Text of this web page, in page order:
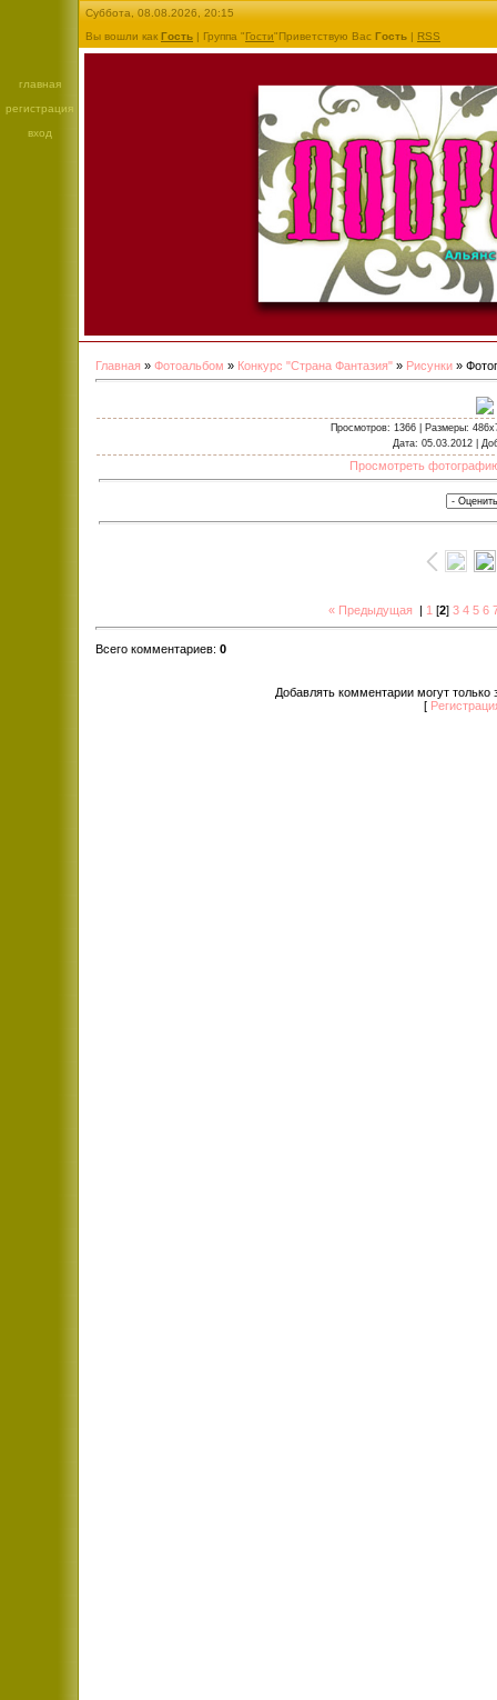
главная
регистрация
вход
Суббота, 08.08.2026, 20:15
Вы вошли как Гость | Группа "Гости"Приветствую Вас Гость | RSS
Главная » Фотоальбом » Конкурс "Страна Фантазия" » Рисунки »
Просмотров: 1366 | Размеры:
Дата: 05.03.2012 |
Просмотреть
« Предыдущая | 1 [2] 3 4 5 6
Всего комментариев: 0
Добавлять комментарии могут только
[